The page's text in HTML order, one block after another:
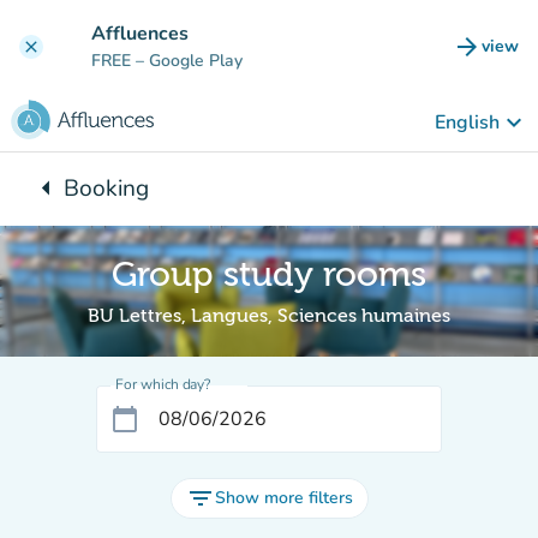
clear Affluences
FREE – Google Play arrow_forward view
(new
English keyboard_arrow_down
arrow_leftBack to:
Booking
Group study rooms
BU Lettres, Langues, Sciences humaines
For which day?
calendar_today
filter_listShow more filters